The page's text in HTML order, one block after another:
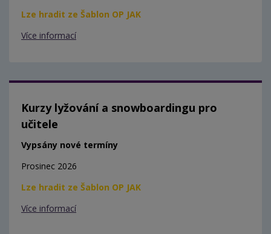
Lze hradit ze Šablon OP JAK
Více informací
Kurzy lyžování a snowboardingu pro
učitele
Vypsány nové termíny
Prosinec 2026
Lze hradit ze Šablon OP JAK
Více informací